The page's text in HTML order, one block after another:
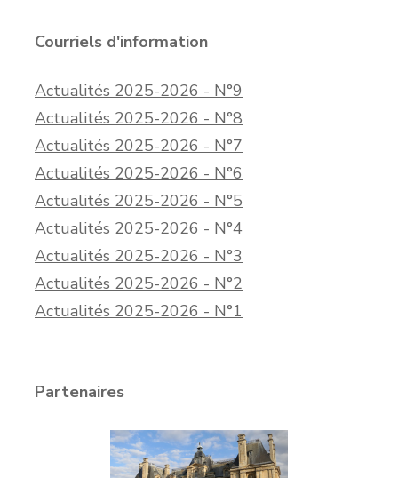
Courriels d'information
Actualités 2025-2026 - N°9
Actualités 2025-2026 - N°8
Actualités 2025-2026 - N°7
Actualités 2025-2026 - N°6
Actualités 2025-2026 - N°5
Actualités 2025-2026 - N°4
Actualités 2025-2026 - N°3
Actualités 2025-2026 - N°2
Actualités 2025-2026 - N°1
Partenaires